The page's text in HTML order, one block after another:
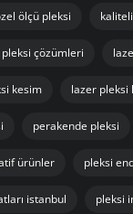
ölçü pleksi
çözümleri
kesim lazer pleksi
perakende pleksi
ürünler pleksi
istanbul pleksi